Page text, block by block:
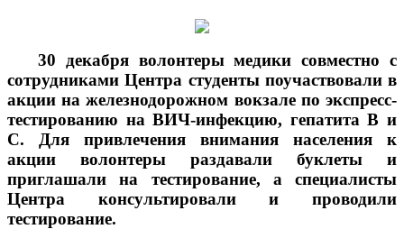
30 декабря волонтеры медики совместно с
сотрудниками Центра студенты поучаствовали в
акции на железнодорожном вокзале по экспресс-
тестированию на ВИЧ-инфекцию, гепатита В и
С. Для привлечения внимания населения к
акции волонтеры раздавали буклеты и
приглашали на тестирование, а специалисты
Центра консультировали и проводили
тестирование.